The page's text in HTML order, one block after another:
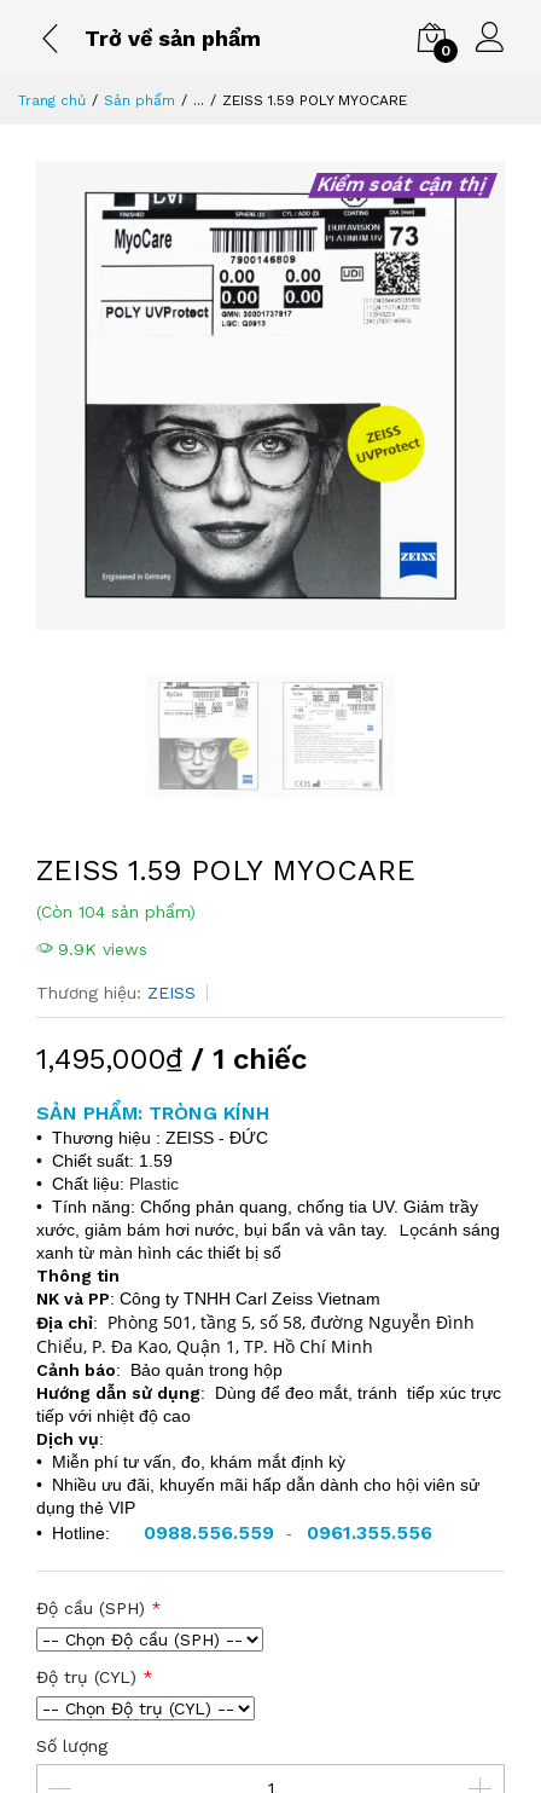
Trở về sản phẩm
0
Trang chủ Sản phẩm ... ZEISS 1.59 POLY MYOCARE
Kiểm soát cận thị
ZEISS 1.59 POLY MYOCARE
(Còn 104 sản phẩm)
9.9K views
Thương hiệu: ZEISS
1,495,000₫ / 1 chiếc
SẢN PHẨM: TRÒNG KÍNH
• Thương hiệu : ZEISS - ĐỨC
• Chiết suất: 1.59
• Chất liệu: Plastic
• Tính năng: Chống phản quang, chống tia UV. Giảm trầy
xước, giảm bám hơi nước, bụi bẩn và vân tay.
Lọcánh sáng
xanh từ màn hình các thiết bị số
Thông tin
NK và PP: Công ty TNHH Carl Zeiss Vietnam
Địa chỉ: Phòng 501, tầng 5, số 58, đường Nguyễn Đình
Chiểu, P. Đa Kao, Quận 1, TP. Hồ Chí Minh
Cảnh báo: Bảo quản trong hộp
Hướng dẫn sử dụng: Dùng để đeo mắt, tránh tiếp xúc trực
tiếp với nhiệt độ cao
Dịch vụ:
• Miễn phí tư vấn, đo, khám mắt định kỳ
• Nhiều ưu đãi, khuyến mãi hấp dẫn dành cho hội viên sử
dụng thẻ VIP
• Hotline:
0988.556.559 - 0961.355.556
Độ cầu (SPH)
Độ trụ (CYL)
Số lượng